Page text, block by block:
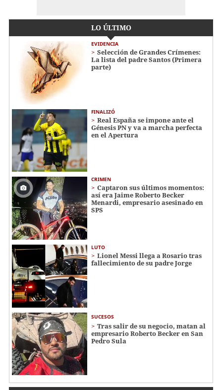
LO ÚLTIMO
EVIDENCIA
Selección de Grandes Crímenes:
La lista del padre Santos (Primera
parte)
FINALIZÓ
Real España se impone ante el
Génesis PN y va a marcha perfecta
en el Apertura
CRIMEN
Captaron sus últimos momentos:
así era Jaime Roberto Becker
Menardi​​​, empresario asesinado en
SPS
LUTO
Lionel Messi llega a Rosario tras
fallecimiento de su padre Jorge
SUCESOS
Tras salir de su negocio, matan al
empresario Roberto Becker en San
Pedro Sula